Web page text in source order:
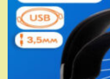
Конструктор
LEGO
Star
Wars
Истребитель
и
гибрид